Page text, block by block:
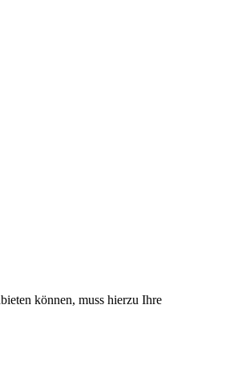
können, muss hierzu Ihre